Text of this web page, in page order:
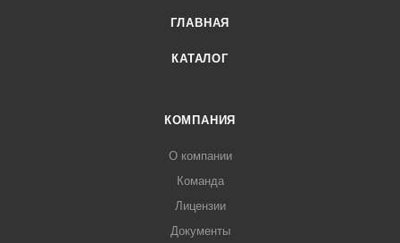
ГЛАВНАЯ
КАТАЛОГ
КОМПАНИЯ
О компании
Команда
Лицензии
Документы